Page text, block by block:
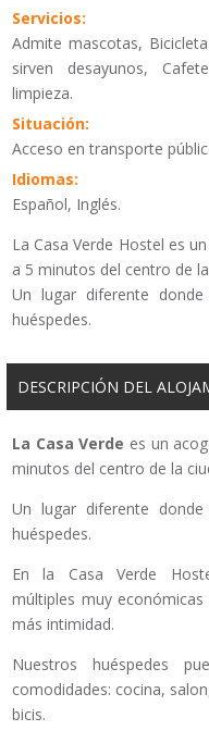
Servicios:
Admite mascotas,
sirven desayunos,
limpieza.
Situación:
Acceso en transporte
Idiomas:
Español, Inglés.
La Casa Verde Hostel es
a 5 minutos del centro de
Un lugar diferente
huéspedes.
DESCRIPCIÓN DEL
La Casa Verde es un
minutos del centro de la
Un lugar diferente
huéspedes.
En la Casa Verde
múltiples muy
más intimidad.
Nuestros huéspedes
comodidades: cocina,
bicis.